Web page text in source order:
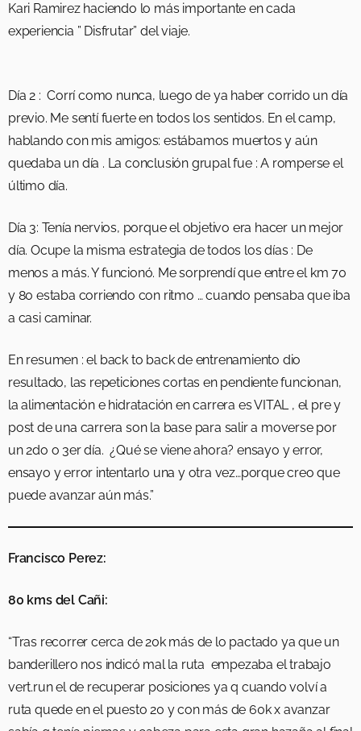
Kari Ramirez haciendo lo más importante en cada
experiencia ” Disfrutar” del viaje.
Día 2 : Corrí como nunca, luego de ya haber corrido un día
previo. Me sentí fuerte en todos los sentidos. En el camp,
hablando con mis amigos: estábamos muertos y aún
quedaba un día . La conclusión grupal fue : A romperse el
último día.
Día 3: Tenía nervios, porque el objetivo era hacer un mejor
día. Ocupe la misma estrategia de todos los días : De
menos a más. Y funcionó. Me sorprendí que entre el km 70
y 80 estaba corriendo con ritmo … cuando pensaba que iba
a casi caminar.
En resumen : el back to back de entrenamiento dio
resultado, las repeticiones cortas en pendiente funcionan,
la alimentación e hidratación en carrera es VITAL , el pre y
post de una carrera son la base para salir a moverse por
un 2do o 3er día. ¿Qué se viene ahora? ensayo y error,
ensayo y error intentarlo una y otra vez…porque creo que
puede avanzar aún más.”
Francisco Perez:
80 kms del Cañi:
“Tras recorrer cerca de 20k más de lo pactado ya que un
banderillero nos indicó mal la ruta empezaba el trabajo
vert.run el de recuperar posiciones ya q cuando volví a
ruta quede en el puesto 20 y con más de 60k x avanzar